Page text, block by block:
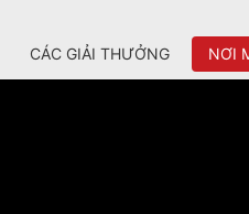
CÁC GIẢI THƯỞNG NƠI